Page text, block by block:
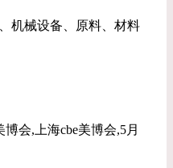
机械设备、原料、材料
会,上海cbe美博会,5月